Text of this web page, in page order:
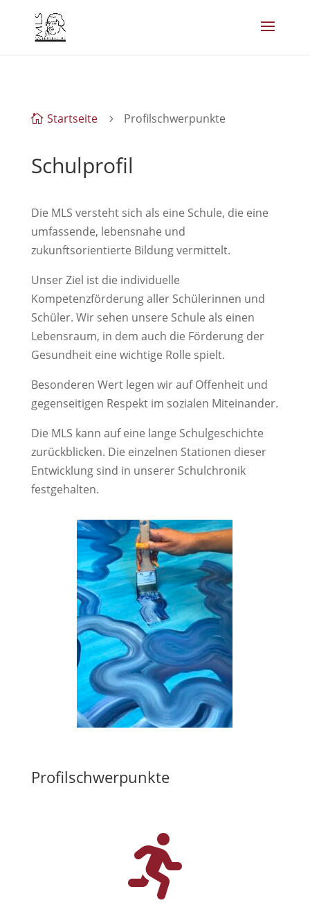
 Startseite 5 Profilschwerpunkte
Schulprofil
Die MLS versteht sich als eine Schule, die eine
umfassende, lebensnahe und
zukunftsorientierte Bildung vermittelt.
Unser Ziel ist die individuelle
Kompetenzförderung aller Schülerinnen und
Schüler. Wir sehen unsere Schule als einen
Lebensraum, in dem auch die Förderung der
Gesundheit eine wichtige Rolle spielt.
Besonderen Wert legen wir auf Offenheit und
gegenseitigen Respekt im sozialen Miteinander.
Die MLS kann auf eine lange Schulgeschichte
zurückblicken. Die einzelnen Stationen dieser
Entwicklung sind in unserer Schulchronik
festgehalten.
Profilschwerpunkte
